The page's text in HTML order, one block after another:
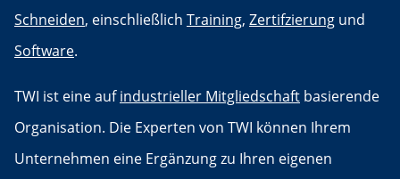
Schneiden, einschließlich Training, Zertifzierung und
Software.
TWI ist eine aufindustrieller Mitgliedschaft basierende
Organisation. Die Experten von TWI können Ihrem
Unternehmen eine Ergänzung zu Ihren eigenen